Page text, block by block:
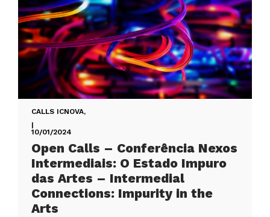
CALLS ICNOVA,
|
10/01/2024
Open Calls – Conferência Nexos
Intermediais: O Estado Impuro
das Artes – Intermedial
Connections: Impurity in the
Arts